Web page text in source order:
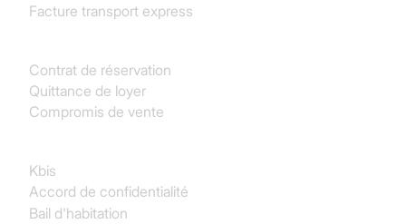
Facture transport express
Contrat de réservation
Quittance de loyer
Compromis de vente
Kbis
Accord de confidentialité
Bail d'habitation